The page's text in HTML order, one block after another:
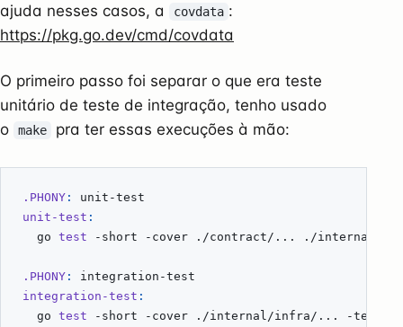
ajuda nesses casos, a
covdata :
https://pkg.go.dev/cmd/covdata
O primeiro passo foi separar o que era teste
unitário de teste de integração, tenho usado
o
make pra ter essas execuções à mão:
.PHONY : unit -test
unit-test :
	go
test -short -cover ./contract/... ./internal/
.PHONY : integration -test
integration-test :
	go
test -short -cover ./internal/infra/... -